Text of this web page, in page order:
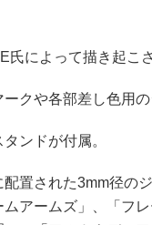
氏によって描き起こ
ークや各部差し色用の
タンドが付属。
配置された3mm径の
ムアームズ」、「フ